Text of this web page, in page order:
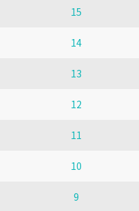
15
14
13
12
11
10
9